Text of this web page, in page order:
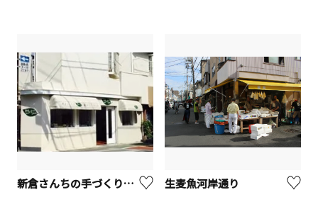
新倉さんちの手づくりジャム 鎌倉店 生麦魚河岸通り